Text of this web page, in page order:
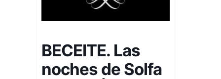
BECEITE. Las
noches de Solfa